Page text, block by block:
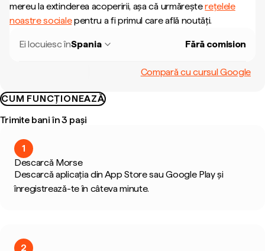
mereu la extinderea acoperirii, așa că urmăreșterețelele
noastre socialepentru a fi primul care află noutăți.
Ei locuiesc înSpania Fără comision
Compară cu cursul Google
CUM FUNCȚIONEAZĂ
Trimite bani în 3 pași
1
Descarcă Morse
Descarcă aplicația din App Store sau Google Play și
înregistrează-te în câteva minute.
2